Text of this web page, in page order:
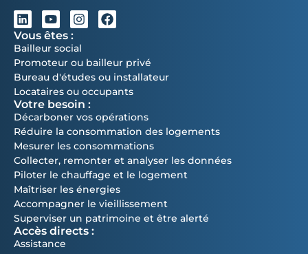
Vous êtes :
Bailleur social
Promoteur ou bailleur privé
Bureau d'études ou installateur
Locataires ou occupants
Votre besoin :
Décarboner vos opérations
Réduire la consommation des logements
Mesurer les consommations
Collecter, remonter et analyser les données
Piloter le chauffage et le logement
Maîtriser les énergies
Accompagner le vieillissement
Superviser un patrimoine et être alerté
Accès directs :
Assistance